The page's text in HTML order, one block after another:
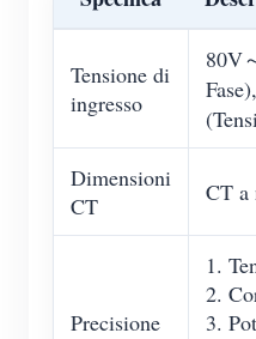
Tensione di
ingresso
80V
Dimensioni
CT
CT a
Precisione
1.
2.
3.